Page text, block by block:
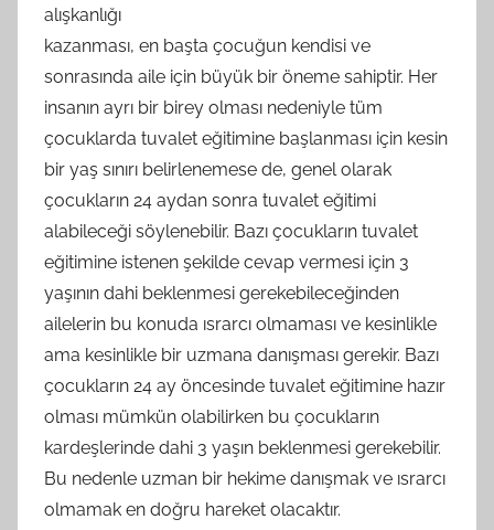
alışkanlığı
kazanması, en başta çocuğun kendisi ve
sonrasında aile için büyük bir öneme sahiptir. Her
insanın ayrı bir birey olması nedeniyle tüm
çocuklarda tuvalet eğitimine başlanması için kesin
bir yaş sınırı belirlenemese de, genel olarak
çocukların 24 aydan sonra tuvalet eğitimi
alabileceği söylenebilir. Bazı çocukların tuvalet
eğitimine istenen şekilde cevap vermesi için 3
yaşının dahi beklenmesi gerekebileceğinden
ailelerin bu konuda ısrarcı olmaması ve kesinlikle
ama kesinlikle bir uzmana danışması gerekir. Bazı
çocukların 24 ay öncesinde tuvalet eğitimine hazır
olması mümkün olabilirken bu çocukların
kardeşlerinde dahi 3 yaşın beklenmesi gerekebilir.
Bu nedenle uzman bir hekime danışmak ve ısrarcı
olmamak en doğru hareket olacaktır.